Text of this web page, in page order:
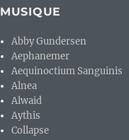
MUSIQUE
Abby Gundersen
Aephanemer
Aequinoctium Sanguinis
Alnea
Alwaid
Aythis
Collapse